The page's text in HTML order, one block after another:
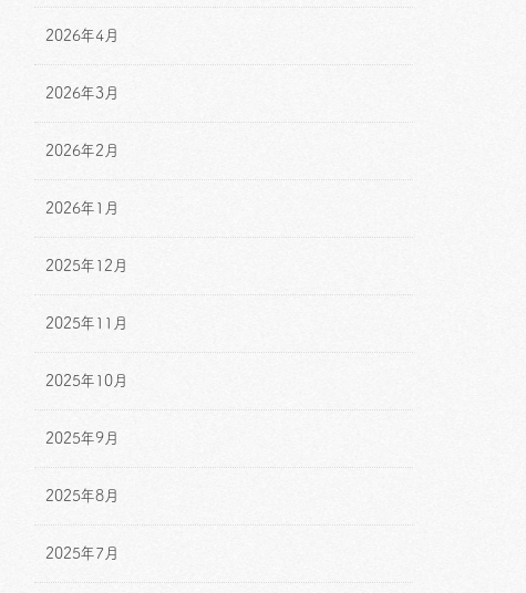
2026年4月
2026年3月
2026年2月
2026年1月
2025年12月
2025年11月
2025年10月
2025年9月
2025年8月
2025年7月